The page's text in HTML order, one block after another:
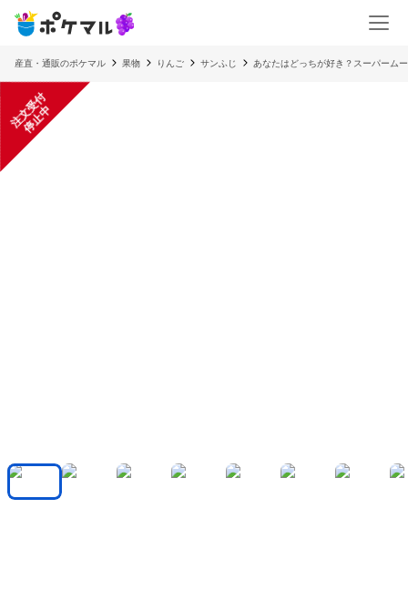
産直・通販のポケマル 果物 りんご サンふじ あなたはどっちが好き？スーパーム
注
文
受
付
停
止
中